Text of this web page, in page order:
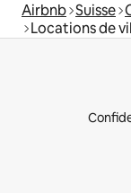
Airbnb Suisse
Locations de